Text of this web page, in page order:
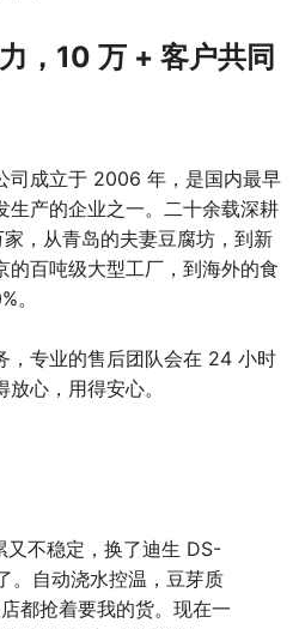
，10 万 + 客户共同
司成立于 2006 年，是国内最早
生产的企业之一。二十余载深耕
，从青岛的夫妻豆腐坊，到新
的百吨级大型工厂，到海外的食
。
，专业的售后团队会在 24 小时
心，用得安心。
又不稳定，换了迪生 DS-
。自动浇水控温，豆芽质
都抢着要我的货。现在一